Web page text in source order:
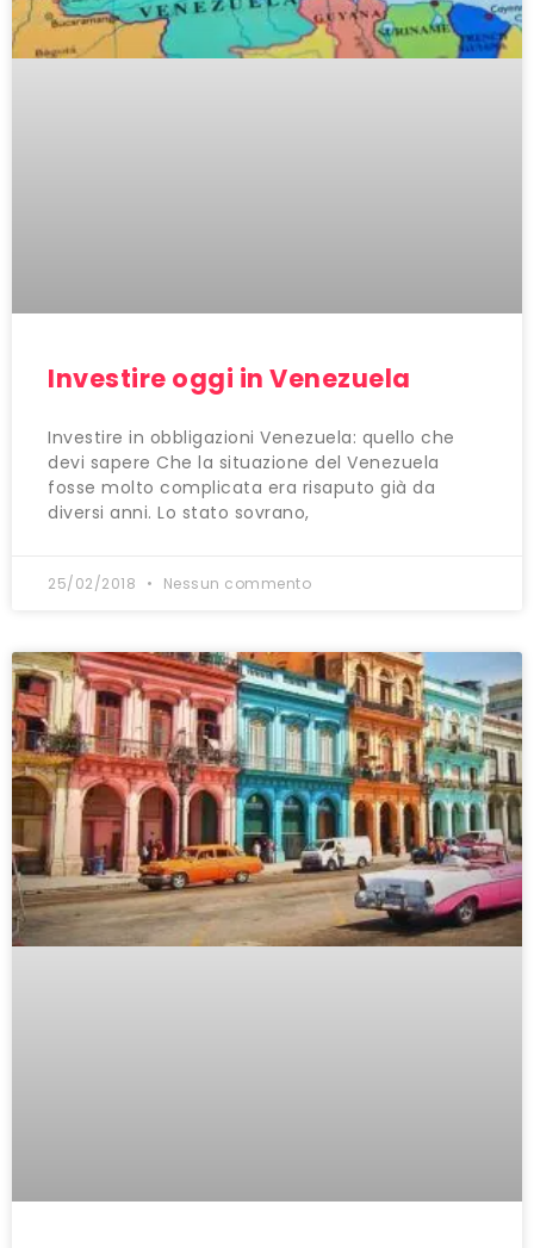
Investire oggi in Venezuela
Investire in obbligazioni Venezuela: quello che
devi sapere Che la situazione del Venezuela
fosse molto complicata era risaputo già da
diversi anni. Lo stato sovrano,
25/02/2018 Nessun commento